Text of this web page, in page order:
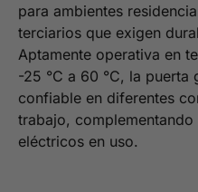
para ambientes
terciarios que exigen
Aptamente operativa en
-25 °C a 60 °C, la puerta
confiable en diferentes
trabajo,
eléctricos en uso.